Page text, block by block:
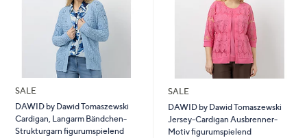
SALE
DAWID by Dawid Tomaszewski
Cardigan, Langarm Bändchen-
Strukturgarn figurumspielend
SALE
DAWID by Dawid Tomaszewski
Jersey-Cardigan Ausbrenner-
Motiv figurumspielend